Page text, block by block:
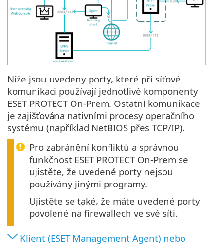
Níže jsou uvedeny porty, které při síťové
komunikaci používají jednotlivé komponenty
ESET PROTECT On-Prem. Ostatní komunikace
je zajišťována nativními procesy operačního
systému (například NetBIOS přes TCP/IP).
Pro zabránění konfliktů a správnou
funkčnost ESET PROTECT On-Prem se
ujistěte, že uvedené porty nejsou
používány jinými programy.
Ujistěte se také, že máte uvedené porty
povolené na firewallech ve své síti.
Klient (ESET Management Agent) nebo